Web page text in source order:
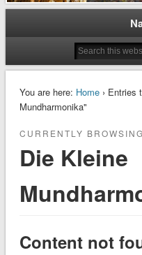
You are here: Home› Entries
Mundharmonika"
CURRENTLY
Die Kleine
Content not